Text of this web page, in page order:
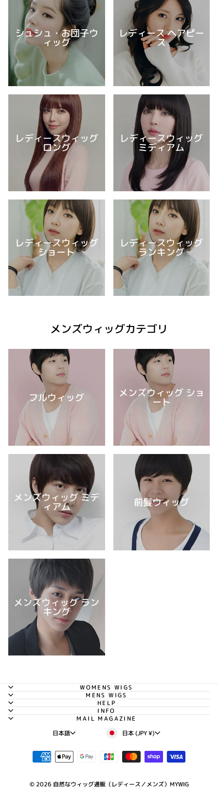
シュシュ・お団子ウ
ィッグ
レディース ヘアピー
ス
レディースウィッグ
ロング
レディースウィッグ
ミディアム
レディースウィッグ
ショート
レディースウィッグ
ランキング
メンズウィッグカテゴリ
フルウィッグ メンズウィッグ ショ
ート
メンズウィッグ ミデ
ィアム 前髪ウィッグ
メンズウィッグ ラン
キング
WOMENS WIGS
MENS WIGS
HELP
INFO
MAIL MAGAZINE
言
日本語 通
貨
日本 (JPY ¥)
© 2026 自然なウィッグ通販（レディース／メンズ）MYWIG